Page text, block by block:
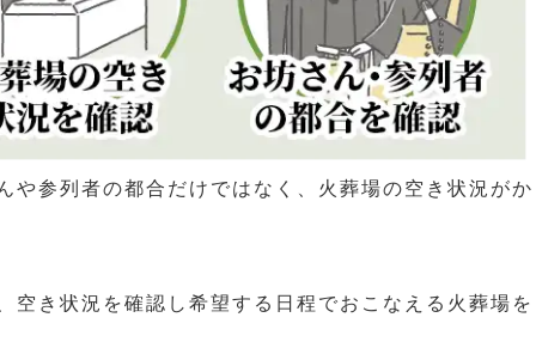
や参列者の都合だけではなく、火葬場の空き状況がか
空き状況を確認し希望する日程でおこなえる火葬場を